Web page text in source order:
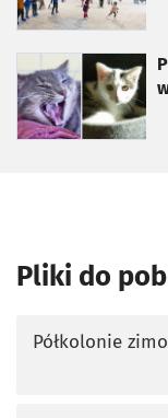
otworzy się w
Pliki do
Półkolonie